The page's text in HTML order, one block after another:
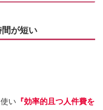
が短い
い 『効率的且つ人件費を